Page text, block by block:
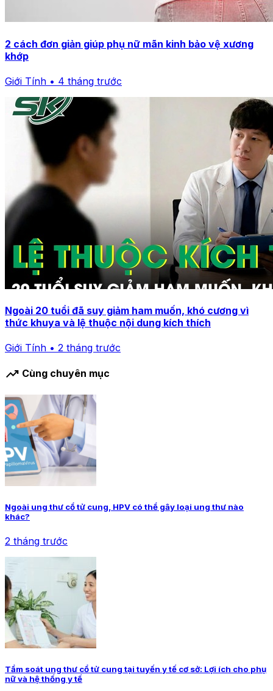
2 cách đơn giản giúp phụ nữ mãn kinh bảo vệ xương
khớp
Giới Tính • 4 tháng trước
Ngoài 20 tuổi đã suy giảm ham muốn, khó cương vì
thức khuya và lệ thuộc nội dung kích thích
Giới Tính • 2 tháng trước
trending_up Cùng chuyên mục
Ngoài ung thư cổ tử cung, HPV có thể gây loại ung thư nào
khác?
2 tháng trước
Tầm soát ung thư cổ tử cung tại tuyến y tế cơ sở: Lợi ích cho phụ
nữ và hệ thống y tế